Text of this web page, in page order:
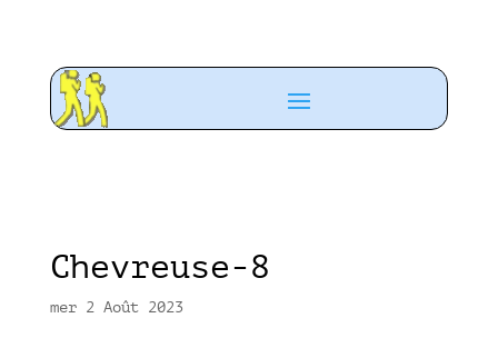
Chevreuse-8
mer 2 Août 2023